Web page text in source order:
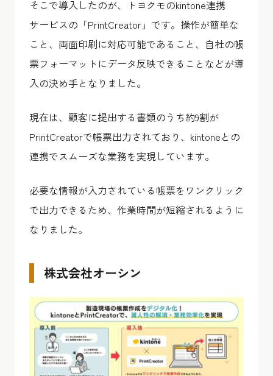
そこで導入したのが、トヨクモのkintone連携
サービスの「PrintCreator」です。操作が簡単な
こと、両面印刷に対応可能であること、自社の帳
票フォーマットにデータ反映できることなどが導
入の決め手となりました。
現在は、顧客に提出する書類のうち約9割が
PrintCreatorで帳票出力されており、kintoneとの
連携でスムーズな業務を実現しています。
必要な情報が入力されている帳票をワンクリック
で出力できるため、作業時間が短縮されるように
なりました。
株式会社オーシン